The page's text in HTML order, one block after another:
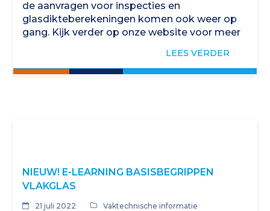
de aanvragen voor inspecties en
glasdikteberekeningen komen ook weer op
gang. Kijk verder op onze website voor meer
LEES VERDER
NIEUW! E-LEARNING BASISBEGRIPPEN
VLAKGLAS
21 juli 2022 Vaktechnische informatie